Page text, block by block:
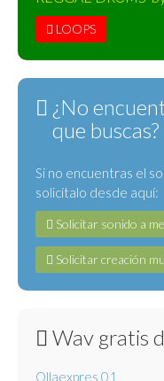
LOOPS
¿No
que buscas?
Si no encuentras el
solicítalo desde aquí:
Solicitar sonido a
Solicitar creación
Wav gratis
Ollaexpres 01